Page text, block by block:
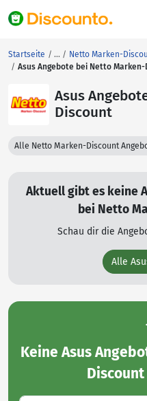
Startseite
Netto Marken-
Asus Angebote bei Netto
Asus
Discount
Alle Netto Marken-Discount
Aktuell gibt es keine
bei Netto
Schau dir die
Alle
Keine Asus
Discount